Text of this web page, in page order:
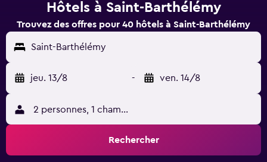
Hôtels à Saint-Barthélémy
Trouvez des offres pour 40 hôtels à Saint-Barthélémy
Saint-Barthélémy
jeu. 13/8 - ven. 14/8
2 personnes, 1 chambre
Rechercher